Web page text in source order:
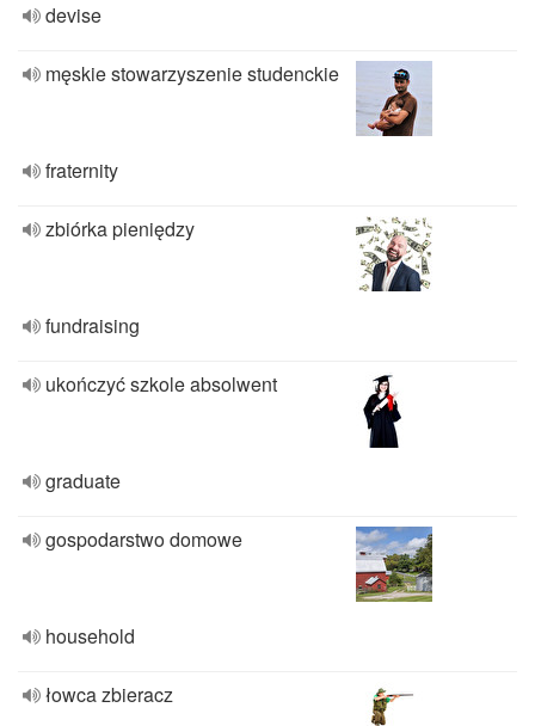
devise
męskie stowarzyszenie studenckie
fraternity
zbiórka pieniędzy
fundraising
ukończyć szkole absolwent
graduate
gospodarstwo domowe
household
łowca zbieracz